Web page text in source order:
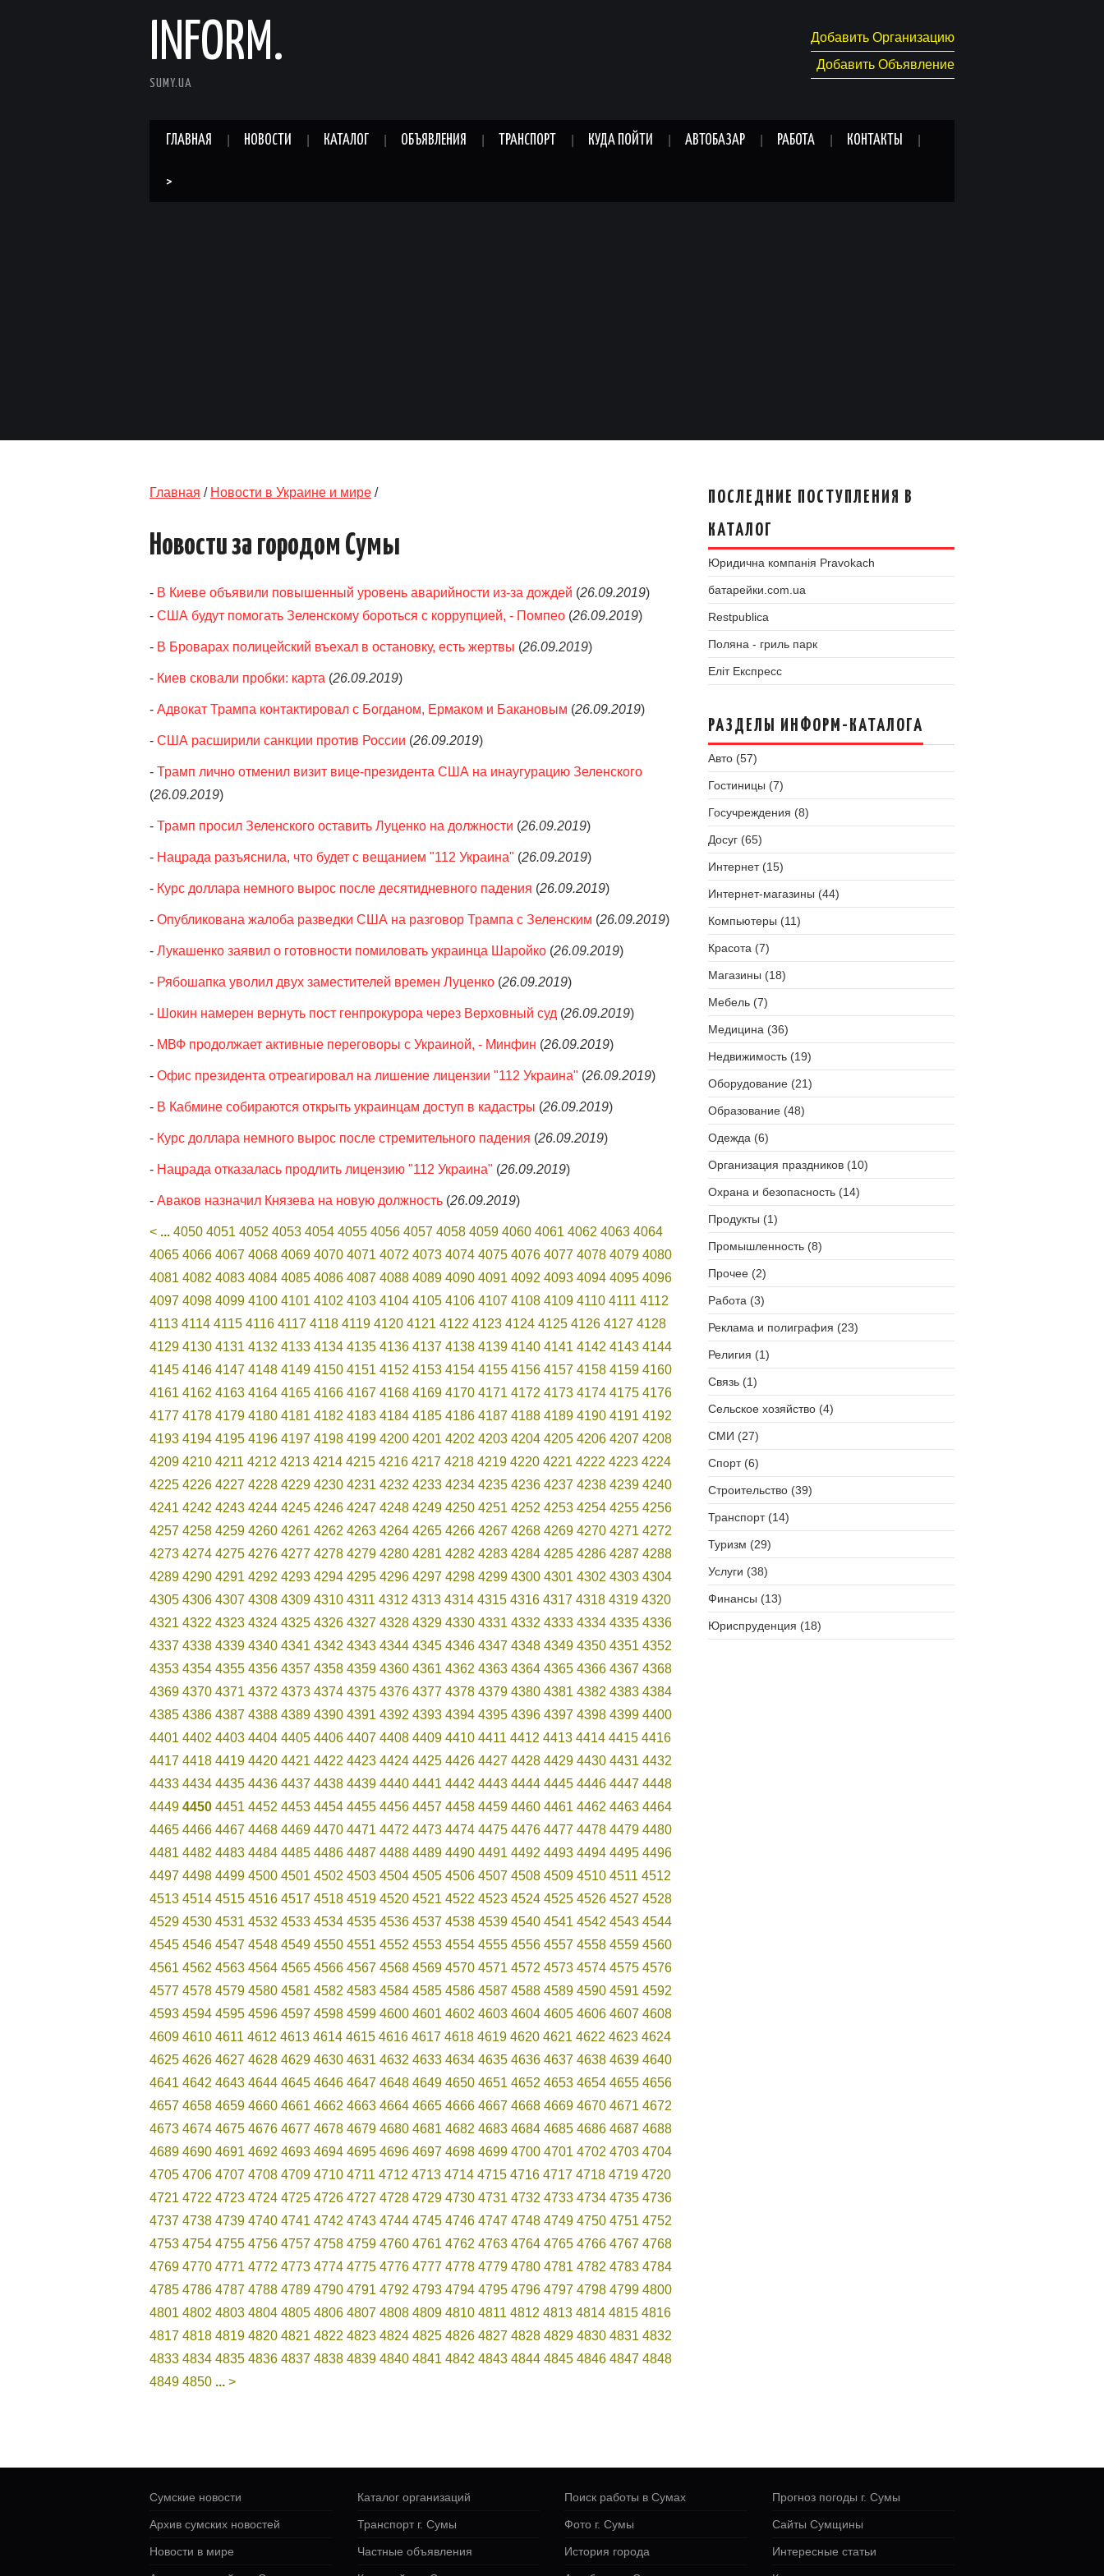
INFORM.
SUMY.UA
Добавить Организацию
Добавить Объявление
ГЛАВНАЯ НОВОСТИ КАТАЛОГ ОБЪЯВЛЕНИЯ ТРАНСПОРТ КУДА ПОЙТИ АВТОБАЗАР РАБОТА КОНТАКТЫ
>
Главная / Новости в Украине и мире /
Новости за городом Сумы
- В Киеве объявили повышенный уровень аварийности из-за дождей (26.09.2019)
- США будут помогать Зеленскому бороться с коррупцией, - Помпео (26.09.2019)
- В Броварах полицейский въехал в остановку, есть жертвы (26.09.2019)
- Киев сковали пробки: карта (26.09.2019)
- Адвокат Трампа контактировал с Богданом, Ермаком и Бакановым (26.09.2019)
- США расширили санкции против России (26.09.2019)
- Трамп лично отменил визит вице-президента США на инаугурацию Зеленского
(26.09.2019)
- Трамп просил Зеленского оставить Луценко на должности (26.09.2019)
- Нацрада разъяснила, что будет с вещанием "112 Украина" (26.09.2019)
- Курс доллара немного вырос после десятидневного падения (26.09.2019)
- Опубликована жалоба разведки США на разговор Трампа с Зеленским (26.09.2019)
- Лукашенко заявил о готовности помиловать украинца Шаройко (26.09.2019)
- Рябошапка уволил двух заместителей времен Луценко (26.09.2019)
- Шокин намерен вернуть пост генпрокурора через Верховный суд (26.09.2019)
- МВФ продолжает активные переговоры с Украиной, - Минфин (26.09.2019)
- Офис президента отреагировал на лишение лицензии "112 Украина" (26.09.2019)
- В Кабмине собираются открыть украинцам доступ в кадастры (26.09.2019)
- Курс доллара немного вырос после стремительного падения (26.09.2019)
- Нацрада отказалась продлить лицензию "112 Украина" (26.09.2019)
- Аваков назначил Князева на новую должность (26.09.2019)
< ... 4050 4051 4052 4053 4054 4055 4056 4057 4058 4059 4060 4061 4062 4063 4064
4065 4066 4067 4068 4069 4070 4071 4072 4073 4074 4075 4076 4077 4078 4079 4080
4081 4082 4083 4084 4085 4086 4087 4088 4089 4090 4091 4092 4093 4094 4095 4096
4097 4098 4099 4100 4101 4102 4103 4104 4105 4106 4107 4108 4109 4110 4111 4112
4113 4114 4115 4116 4117 4118 4119 4120 4121 4122 4123 4124 4125 4126 4127 4128
4129 4130 4131 4132 4133 4134 4135 4136 4137 4138 4139 4140 4141 4142 4143 4144
4145 4146 4147 4148 4149 4150 4151 4152 4153 4154 4155 4156 4157 4158 4159 4160
4161 4162 4163 4164 4165 4166 4167 4168 4169 4170 4171 4172 4173 4174 4175 4176
4177 4178 4179 4180 4181 4182 4183 4184 4185 4186 4187 4188 4189 4190 4191 4192
4193 4194 4195 4196 4197 4198 4199 4200 4201 4202 4203 4204 4205 4206 4207 4208
4209 4210 4211 4212 4213 4214 4215 4216 4217 4218 4219 4220 4221 4222 4223 4224
4225 4226 4227 4228 4229 4230 4231 4232 4233 4234 4235 4236 4237 4238 4239 4240
4241 4242 4243 4244 4245 4246 4247 4248 4249 4250 4251 4252 4253 4254 4255 4256
4257 4258 4259 4260 4261 4262 4263 4264 4265 4266 4267 4268 4269 4270 4271 4272
4273 4274 4275 4276 4277 4278 4279 4280 4281 4282 4283 4284 4285 4286 4287 4288
4289 4290 4291 4292 4293 4294 4295 4296 4297 4298 4299 4300 4301 4302 4303 4304
4305 4306 4307 4308 4309 4310 4311 4312 4313 4314 4315 4316 4317 4318 4319 4320
4321 4322 4323 4324 4325 4326 4327 4328 4329 4330 4331 4332 4333 4334 4335 4336
4337 4338 4339 4340 4341 4342 4343 4344 4345 4346 4347 4348 4349 4350 4351 4352
4353 4354 4355 4356 4357 4358 4359 4360 4361 4362 4363 4364 4365 4366 4367 4368
4369 4370 4371 4372 4373 4374 4375 4376 4377 4378 4379 4380 4381 4382 4383 4384
4385 4386 4387 4388 4389 4390 4391 4392 4393 4394 4395 4396 4397 4398 4399 4400
4401 4402 4403 4404 4405 4406 4407 4408 4409 4410 4411 4412 4413 4414 4415 4416
4417 4418 4419 4420 4421 4422 4423 4424 4425 4426 4427 4428 4429 4430 4431 4432
4433 4434 4435 4436 4437 4438 4439 4440 4441 4442 4443 4444 4445 4446 4447 4448
4449 4450 4451 4452 4453 4454 4455 4456 4457 4458 4459 4460 4461 4462 4463 4464
4465 4466 4467 4468 4469 4470 4471 4472 4473 4474 4475 4476 4477 4478 4479 4480
4481 4482 4483 4484 4485 4486 4487 4488 4489 4490 4491 4492 4493 4494 4495 4496
4497 4498 4499 4500 4501 4502 4503 4504 4505 4506 4507 4508 4509 4510 4511 4512
4513 4514 4515 4516 4517 4518 4519 4520 4521 4522 4523 4524 4525 4526 4527 4528
4529 4530 4531 4532 4533 4534 4535 4536 4537 4538 4539 4540 4541 4542 4543 4544
4545 4546 4547 4548 4549 4550 4551 4552 4553 4554 4555 4556 4557 4558 4559 4560
4561 4562 4563 4564 4565 4566 4567 4568 4569 4570 4571 4572 4573 4574 4575 4576
4577 4578 4579 4580 4581 4582 4583 4584 4585 4586 4587 4588 4589 4590 4591 4592
4593 4594 4595 4596 4597 4598 4599 4600 4601 4602 4603 4604 4605 4606 4607 4608
4609 4610 4611 4612 4613 4614 4615 4616 4617 4618 4619 4620 4621 4622 4623 4624
4625 4626 4627 4628 4629 4630 4631 4632 4633 4634 4635 4636 4637 4638 4639 4640
4641 4642 4643 4644 4645 4646 4647 4648 4649 4650 4651 4652 4653 4654 4655 4656
4657 4658 4659 4660 4661 4662 4663 4664 4665 4666 4667 4668 4669 4670 4671 4672
4673 4674 4675 4676 4677 4678 4679 4680 4681 4682 4683 4684 4685 4686 4687 4688
4689 4690 4691 4692 4693 4694 4695 4696 4697 4698 4699 4700 4701 4702 4703 4704
4705 4706 4707 4708 4709 4710 4711 4712 4713 4714 4715 4716 4717 4718 4719 4720
4721 4722 4723 4724 4725 4726 4727 4728 4729 4730 4731 4732 4733 4734 4735 4736
4737 4738 4739 4740 4741 4742 4743 4744 4745 4746 4747 4748 4749 4750 4751 4752
4753 4754 4755 4756 4757 4758 4759 4760 4761 4762 4763 4764 4765 4766 4767 4768
4769 4770 4771 4772 4773 4774 4775 4776 4777 4778 4779 4780 4781 4782 4783 4784
4785 4786 4787 4788 4789 4790 4791 4792 4793 4794 4795 4796 4797 4798 4799 4800
4801 4802 4803 4804 4805 4806 4807 4808 4809 4810 4811 4812 4813 4814 4815 4816
4817 4818 4819 4820 4821 4822 4823 4824 4825 4826 4827 4828 4829 4830 4831 4832
4833 4834 4835 4836 4837 4838 4839 4840 4841 4842 4843 4844 4845 4846 4847 4848
4849 4850 ... >
ПОСЛЕДНИЕ ПОСТУПЛЕНИЯ В
КАТАЛОГ
Юридична компанія Pravokach
батарейки.com.ua
Restpublica
Поляна - гриль парк
Еліт Експресс
РАЗДЕЛЫ ИНФОРМ-КАТАЛОГА
Авто (57)
Гостиницы (7)
Госучреждения (8)
Досуг (65)
Интернет (15)
Интернет-магазины (44)
Компьютеры (11)
Красота (7)
Магазины (18)
Мебель (7)
Медицина (36)
Недвижимость (19)
Оборудование (21)
Образование (48)
Одежда (6)
Организация праздников (10)
Охрана и безопасность (14)
Продукты (1)
Промышленность (8)
Прочее (2)
Работа (3)
Реклама и полиграфия (23)
Религия (1)
Связь (1)
Сельское хозяйство (4)
СМИ (27)
Спорт (6)
Строительство (39)
Транспорт (14)
Туризм (29)
Услуги (38)
Финансы (13)
Юриспруденция (18)
Сумские новости
Архив сумских новостей
Новости в мире
Каталог организаций
Транспорт г. Сумы
Частные объявления
Поиск работы в Сумах
Фото г. Сумы
История города
Прогноз погоды г. Сумы
Сайты Сумщины
Интересные статьи